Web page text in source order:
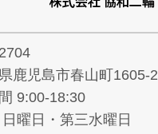
鹿児島市春山町1605-2
9:00-18:30
曜日・第三水曜日